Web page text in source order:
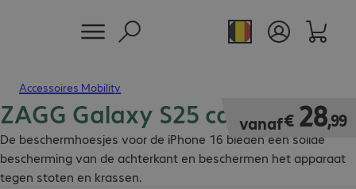
Accessoires Mobility
ZAGG Galaxy S25 case
De beschermhoesjes voor de iPhone 16 bieden een solide
bescherming van de achterkant en beschermen het apparaat
tegen stoten en krassen.
vanaf€ 28,99
€ 28,99